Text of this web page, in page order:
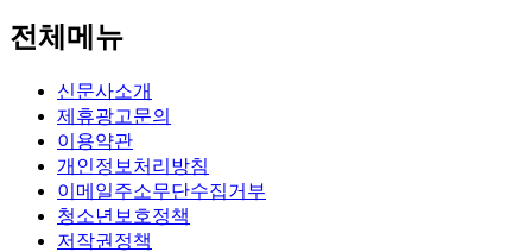
전체메뉴
신문사소개
제휴광고문의
이용약관
개인정보처리방침
이메일주소무단수집거부
청소년보호정책
저작권정책